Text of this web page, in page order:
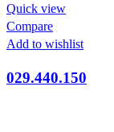
Quick view
Compare
Add to wishlist
029.440.150